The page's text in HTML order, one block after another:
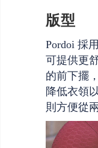
版型
Pordoi 採
可提供更
的前下擺
降低衣領
則方便從